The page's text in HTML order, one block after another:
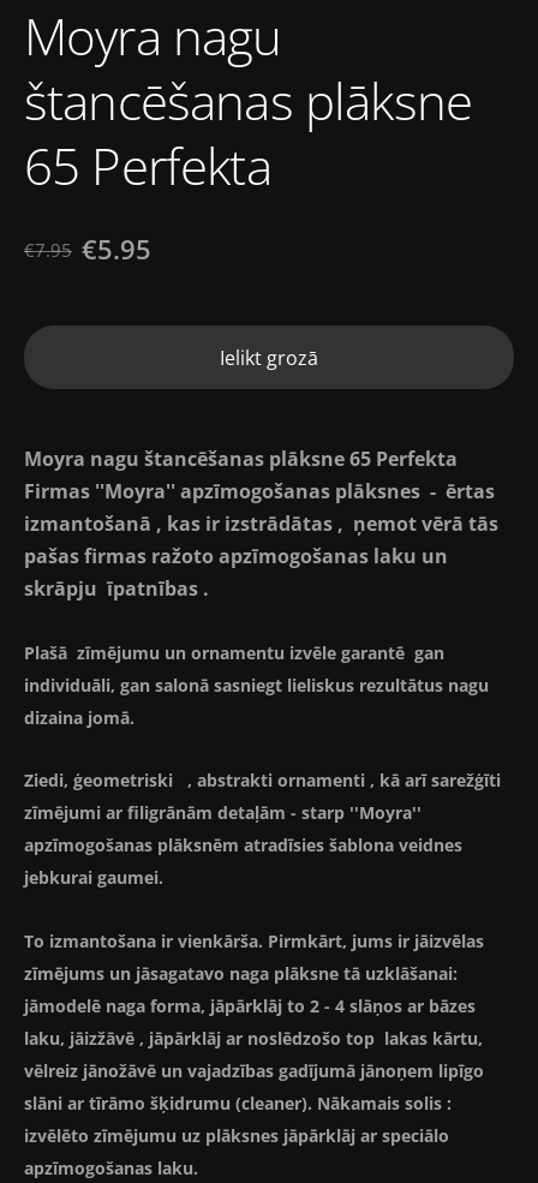
Moyra nagu
štancēšanas plāksne
65 Perfekta
€7.95 €5.95
Ielikt grozā
Moyra nagu štancēšanas plāksne 65 Perfekta
Firmas ''Moyra'' apzīmogošanas plāksnes - ērtas
izmantošanā , kas ir izstrādātas , ņemot vērā tās
pašas firmas ražoto apzīmogošanas laku un
skrāpju īpatnības .
Plašā zīmējumu un ornamentu izvēle garantē gan
individuāli, gan salonā sasniegt lieliskus rezultātus nagu
dizaina jomā.
Ziedi, ģeometriski , abstrakti ornamenti , kā arī sarežģīti
zīmējumi ar filigrānām detaļām - starp ''Moyra''
apzīmogošanas plāksnēm atradīsies šablona veidnes
jebkurai gaumei.
To izmantošana ir vienkārša. Pirmkārt, jums ir jāizvēlas
zīmējums un jāsagatavo naga plāksne tā uzklāšanai:
jāmodelē naga forma, jāpārklāj to 2 - 4 slāņos ar bāzes
laku, jāizžāvē , jāpārklāj ar noslēdzošo top lakas kārtu,
vēlreiz jānožāvē un vajadzības gadījumā jānoņem lipīgo
slāni ar tīrāmo šķidrumu (cleaner). Nākamais solis :
izvēlēto zīmējumu uz plāksnes jāpārklāj ar speciālo
apzīmogošanas laku.